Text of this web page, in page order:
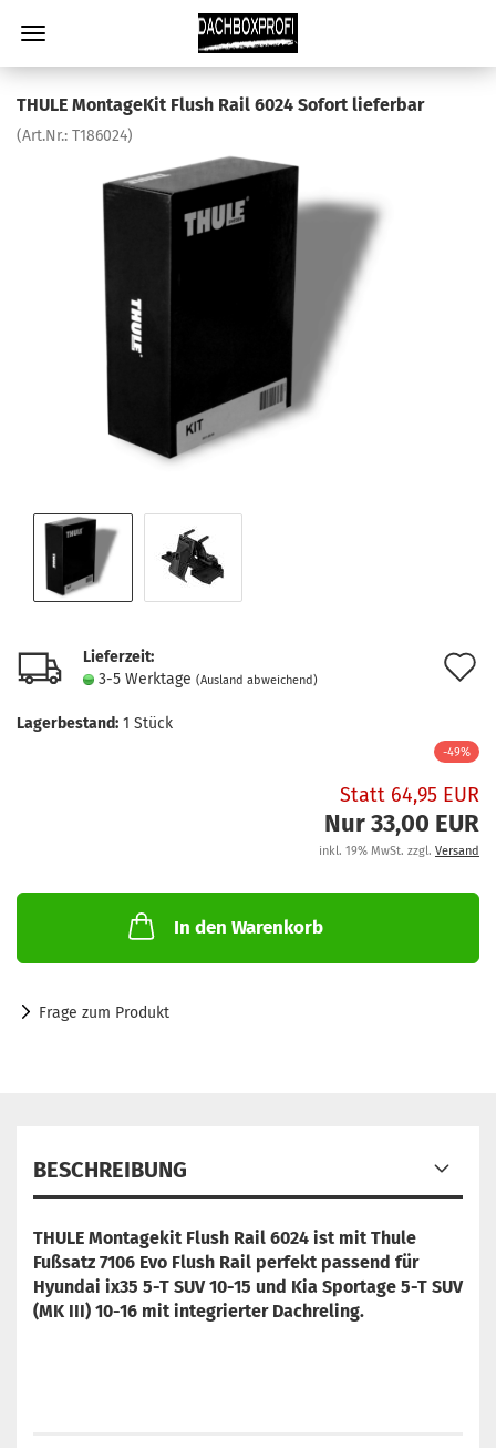
THULE MontageKit Flush Rail 6024 Sofort lieferbar
(Art.Nr.: T186024)
Lieferzeit:
3-5 Werktage (Ausland abweichend)
Lagerbestand: 1 Stück
-49%
Statt 64,95 EUR
Nur 33,00 EUR
inkl. 19% MwSt. zzgl. Versand
In den Warenkorb
Frage zum Produkt
BESCHREIBUNG
THULE Montagekit Flush Rail 6024 ist mit Thule
Fußsatz 7106 Evo Flush Rail perfekt passend für
Hyundai ix35 5-T SUV 10-15 und Kia Sportage 5-T SUV
(MK III) 10-16 mit integrierter Dachreling.